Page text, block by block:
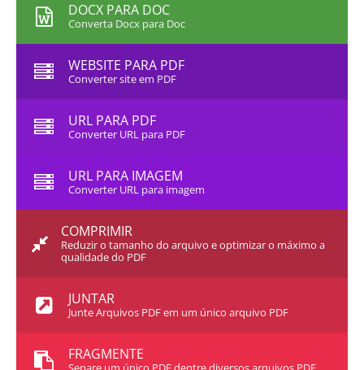
DOCX PARA DOC
Converta Docx para Doc
WEBSITE PARA PDF
Converter site em PDF
URL PARA PDF
Converter URL para PDF
URL PARA IMAGEM
Converter URL para imagem
COMPRIMIR
Reduzir o tamanho do arquivo e optimizar o máximo a
qualidade do PDF
JUNTAR
Junte Arquivos PDF em um único arquivo PDF
FRAGMENTE